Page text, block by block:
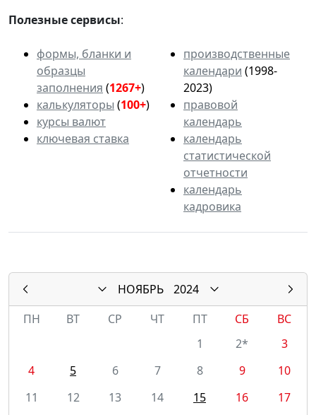
Полезные сервисы:
формы, бланки и
образцы
заполнения (1267+)
калькуляторы (100+)
курсы валют
ключевая ставка
производственные
календари (1998-
2023)
правовой
календарь
календарь
статистической
отчетности
календарь
кадровика
НОЯБРЬ
2024
ПН
ВТ СР ЧТ ПТ СБ
ВС
1
2*
3
4
5 6 7 8 9
10
11
12 13 14 15 16
17